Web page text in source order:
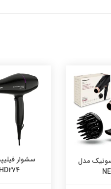
سشوار فیلیپس مدل